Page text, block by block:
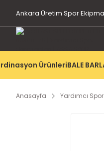
Ankara Üretim Spor
ÜrünleriBALE
Anasayfa Yardımcı